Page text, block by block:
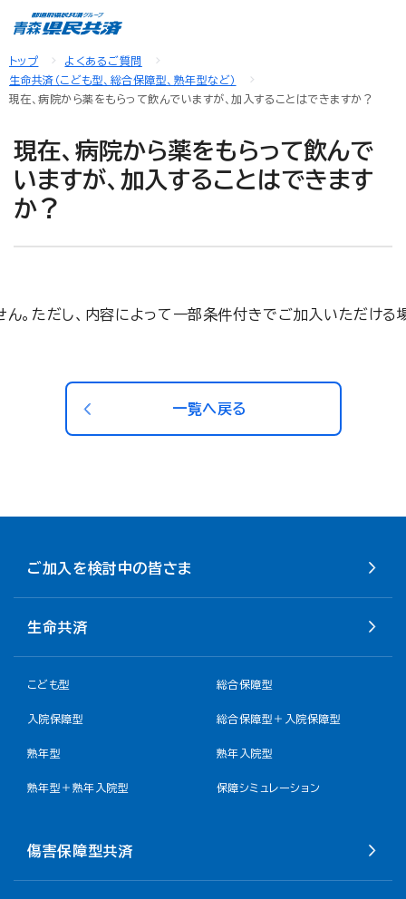
トップ
よくあるご質問
生命共済（こども型、総合保障型、熟年型など）
現在、病院から薬をもらって飲んでいますが、加入することはできますか？
現在、病院から薬をもらって飲んで
いますが、加入することはできます
か？
。ただし、内容によって一部条件付きでご加入いただけ
一覧へ戻る
ご加入を検討中の皆さま
生命共済
こども型 総合保障型
入院保障型 総合保障型＋入院保障型
熟年型 熟年入院型
熟年型＋熟年入院型 保障シミュレーション
傷害保障型共済